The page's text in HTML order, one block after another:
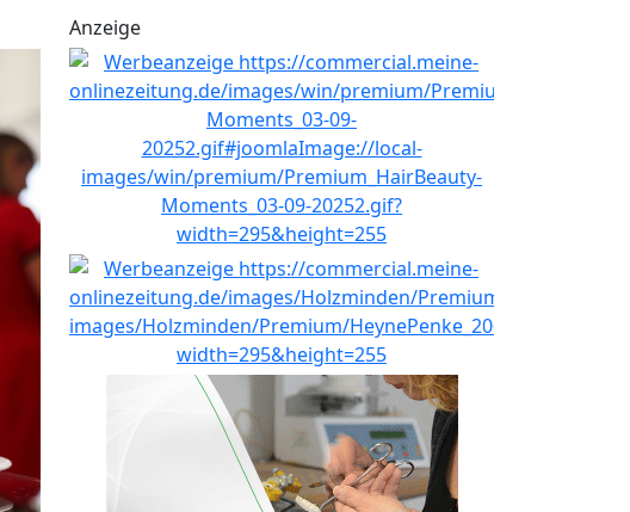
Anzeige